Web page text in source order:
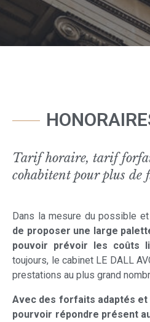
Tarif horaire, tarif
cohabitent pour plus
Dans la mesure du possible
de proposer une large
pouvoir prévoir les coûts
toujours, le cabinet LE DALL
prestations au plus grand
Avec des forfaits adaptés et
pourvoir répondre présent